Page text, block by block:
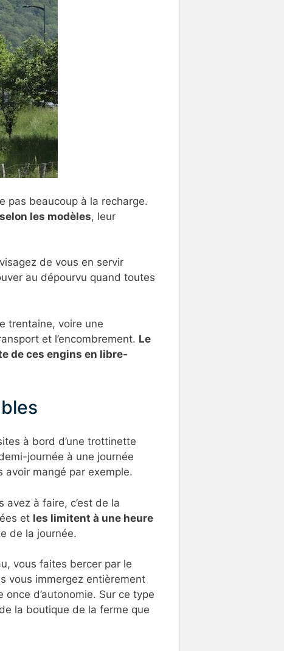
pas beaucoup à la recharge.
les modèles, leur
de vous en servir
au dépourvu quand toutes
trentaine, voire une
et l’encombrement. Le
de ces engins en libre-
à bord d’une trottinette
journée à une journée
avoir mangé par exemple.
à faire, c’est de la
et les limitent à une heure
de la journée.
vous faites bercer par le
vous immergez entièrement
d’autonomie. Sur ce type
la boutique de la ferme que